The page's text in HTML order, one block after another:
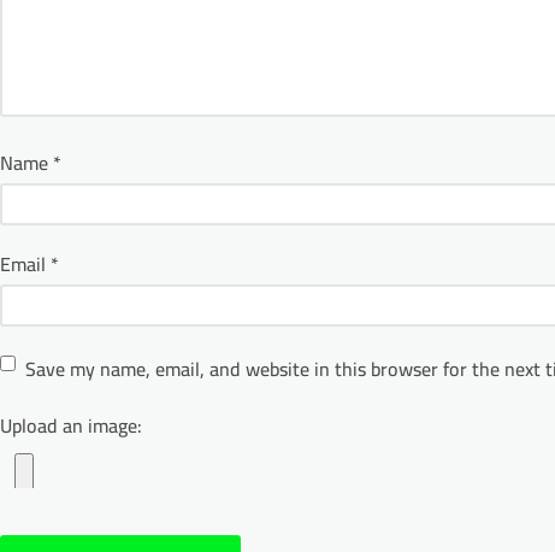
Name*
Email *
Save my name, email, and website in this browser for the next
Upload an image: